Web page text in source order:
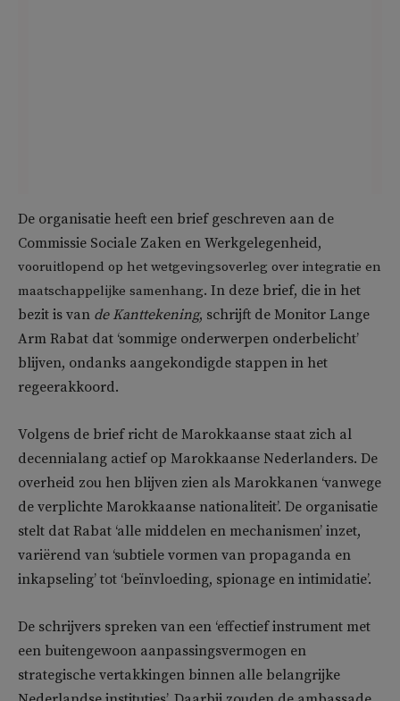
De organisatie heeft een brief geschreven aan de
Commissie Sociale Zaken en Werkgelegenheid,
vooruitlopend op het wetgevingsoverleg over integratie en
maatschappelijke samenhang. In deze brief, die in het
bezit is van de Kanttekening, schrijft de Monitor Lange
Arm Rabat dat ‘sommige onderwerpen onderbelicht’
blijven, ondanks aangekondigde stappen in het
regeerakkoord.
Volgens de brief richt de Marokkaanse staat zich al
decennialang actief op Marokkaanse Nederlanders. De
overheid zou hen blijven zien als Marokkanen ‘vanwege
de verplichte Marokkaanse nationaliteit’. De organisatie
stelt dat Rabat ‘alle middelen en mechanismen’ inzet,
variërend van ‘subtiele vormen van propaganda en
inkapseling’ tot ‘beïnvloeding, spionage en intimidatie’.
De schrijvers spreken van een ‘effectief instrument met
een buitengewoon aanpassingsvermogen en
strategische vertakkingen binnen alle belangrijke